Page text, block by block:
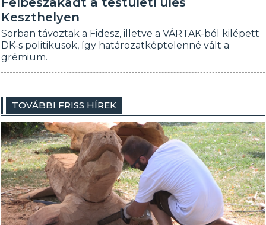
Keszthelyen
Sorban távoztak a Fidesz, illetve a VÁRTAK-ból kilépett
DK-s politikusok, így határozatképtelenné vált a
grémium.
TOVÁBBI FRISS HÍREK